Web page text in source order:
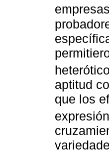
aptitud
que los